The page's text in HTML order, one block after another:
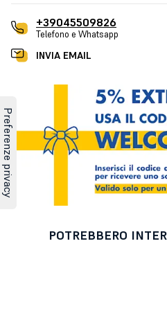
+39045509826
Telefono e Whatsapp
INVIA EMAIL
POTREBBERO